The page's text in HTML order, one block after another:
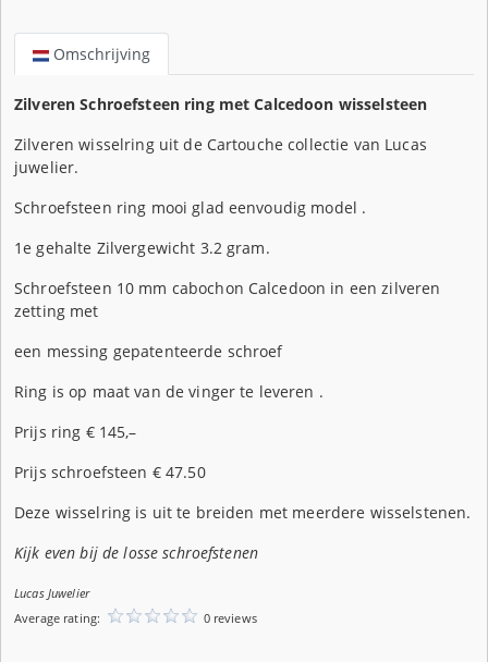
Omschrijving
Zilveren Schroefsteen ring met Calcedoon wisselsteen
Zilveren wisselring uit de Cartouche collectie van Lucas
juwelier.
Schroefsteen ring mooi glad eenvoudig model .
1e gehalte Zilvergewicht 3.2 gram.
Schroefsteen 10 mm cabochon Calcedoon in een zilveren
zetting met
een messing gepatenteerde schroef
Ring is op maat van de vinger te leveren .
Prijs ring € 145,–
Prijs schroefsteen € 47.50
Deze wisselring is uit te breiden met meerdere wisselstenen.
Kijk even bij de losse schroefstenen
Lucas Juwelier
Average rating:
0 reviews